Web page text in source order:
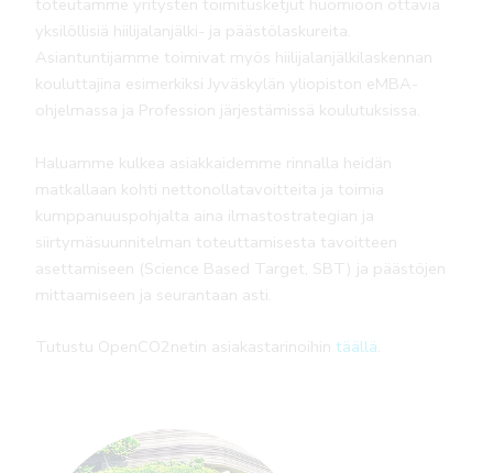
toteutamme yritysten toimitusketjut huomioon ottavia
yksilöllisiä hiilijalanjälki- ja päästölaskureita.
Asiantuntijamme toimivat myös hiilijalanjälkilaskennan
kouluttajina esimerkiksi Jyväskylän yliopiston eMBA-
ohjelmassa ja Profession järjestämissä koulutuksissa.
Haluamme kulkea asiakkaidemme rinnalla heidän
matkallaan kohti nettonollatavoitteita ja toimia
kumppanuuspohjalta aina ilmastostrategian ja
siirtymäsuunnitelman toteuttamisesta tavoitteen
asettamiseen (Science Based Target, SBT) ja päästöjen
mittaamiseen ja seurantaan asti.
Tutustu OpenCO2netin asiakastarinoihin täällä.